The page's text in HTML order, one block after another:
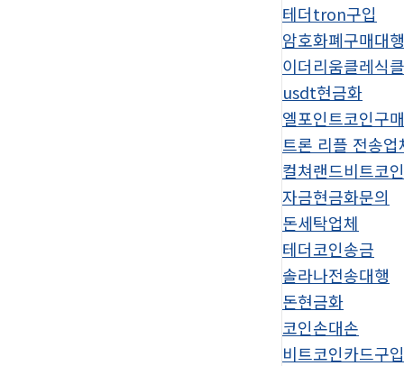
테더tron구입
암호화폐구매대행
이더리움클레식
usdt현금화
엘포인트코인구매
트론 리플 전송업
컬쳐랜드비트코
자금현금화문의
돈세탁업체
테더코인송금
솔라나전송대행
돈현금화
코인손대손
비트코인카드구입